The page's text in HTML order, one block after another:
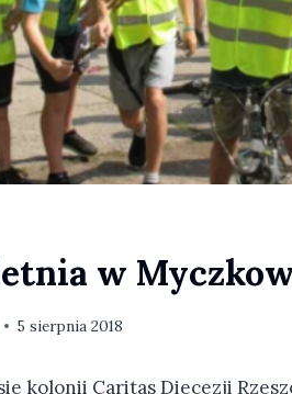
w
5 sierpnia 2018
kolonii Caritas Diecezji